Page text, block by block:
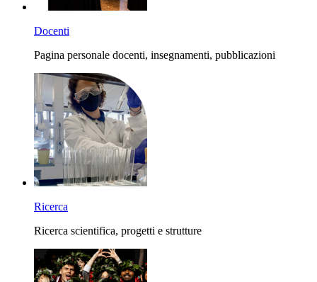
Docenti
Pagina personale docenti, insegnamenti, pubblicazioni
Ricerca
Ricerca scientifica, progetti e strutture